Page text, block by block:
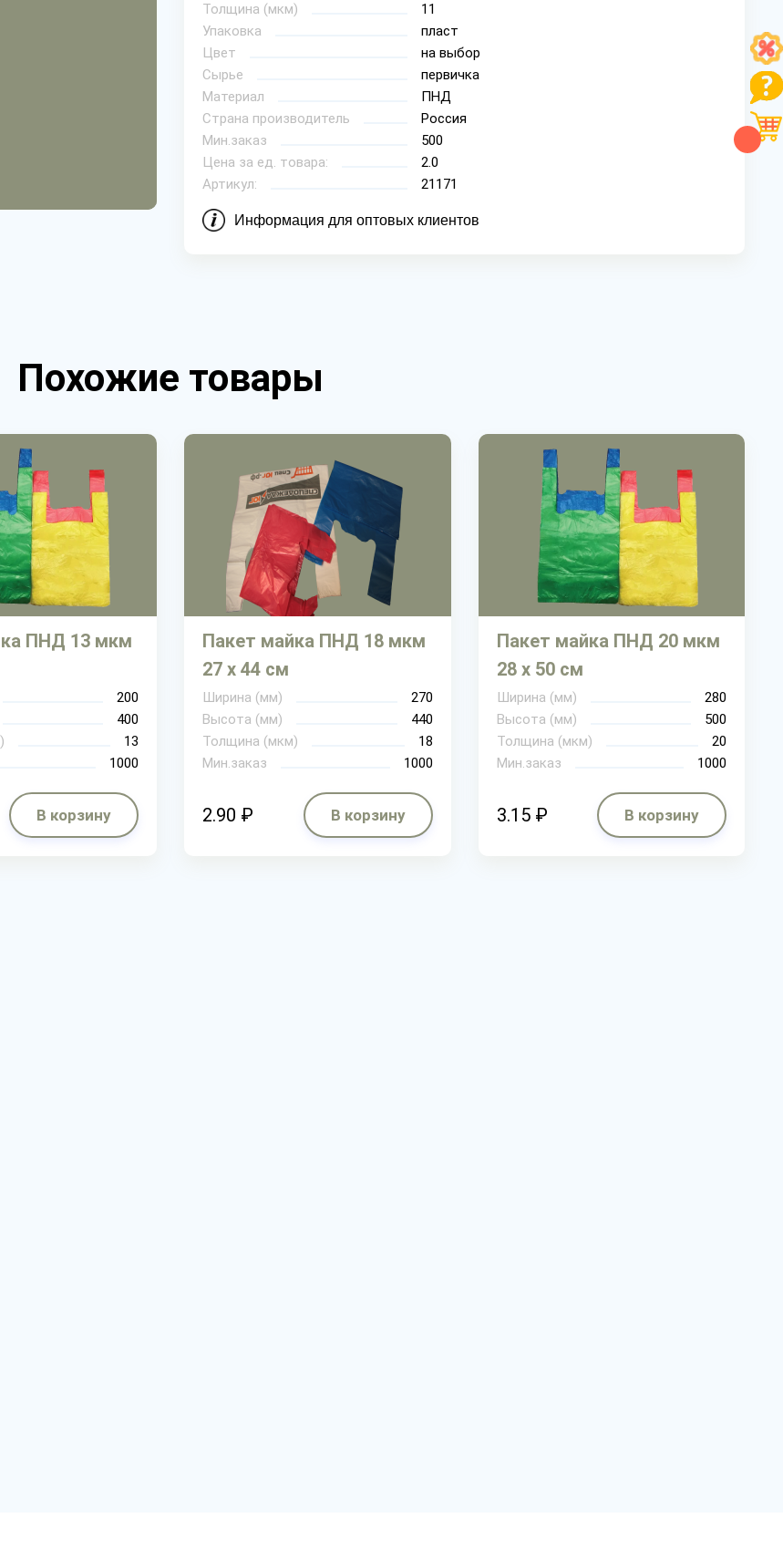
Толщина (мкм)
11
Упаковка
пласт
Цвет
на выбор
Сырье
первичка
Материал
ПНД
Страна производитель
Россия
Мин.заказ
500
Цена за ед. товара:
2.0
Артикул:
21171
Информация для оптовых клиентов
Похожие товары
ПНД 13 мкм
200
400
13
1000
В корзину
Пакет майка ПНД 18 мкм
27 х 44 см
Ширина (мм)
270
Высота (мм)
440
Толщина (мкм)
18
Мин.заказ
1000
2.90 ₽ В корзину
Пакет майка ПНД 20 мкм
28 х 50 см
Ширина (мм)
280
Высота (мм)
500
Толщина (мкм)
20
Мин.заказ
1000
3.15 ₽ В корзину